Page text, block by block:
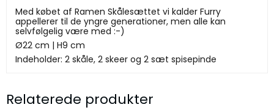
Med købet af Ramen Skålesættet vi kalder Furry
appellerer til de yngre generationer, men alle kan
selvfølgelig være med :-)
Ø22 cm | H9 cm
Indeholder: 2 skåle, 2 skeer og 2 sæt spisepinde
Relaterede produkter